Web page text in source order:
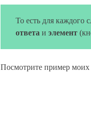
То есть для каждого
ответа и элемент
Посмотрите пример моих